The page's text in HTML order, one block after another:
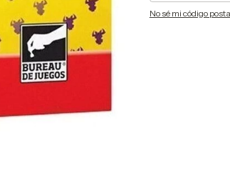
No sé mi código